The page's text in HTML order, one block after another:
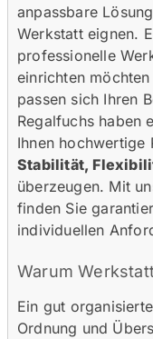
anpassbare
Werkstatt eignen.
professionelle
einrichten
passen sich Ihren
Regalfuchs haben
Ihnen hochwertige
Stabilität,
überzeugen. Mit
finden Sie
individuellen
Warum
Ein gut
Ordnung und